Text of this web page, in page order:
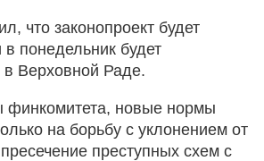
что законопроект будет
понедельник будет
в Верховной Раде.
финкомитета, новые нормы
на борьбу с уклонением от
преступных схем с